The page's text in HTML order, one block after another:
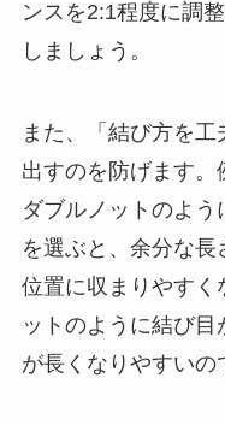
ンスを2:1程度に調
しましょう。
また、「結び方を
出すのを防げます
ダブルノットのよ
を選ぶと、余分な
位置に収まりやすく
ットのように結び
が長くなりやすいの